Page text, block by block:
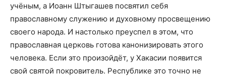
учёным, а Иоанн Штыгашев посвятил себя
православному служению и духовному просвещению
своего народа. И настолько преуспел в этом, что
православная церковь готова канонизировать этого
человека. Если это произойдёт, у Хакасии появится
свой святой покровитель. Республике это точно не